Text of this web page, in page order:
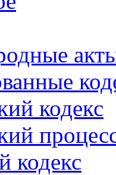
кодекс
кодекс